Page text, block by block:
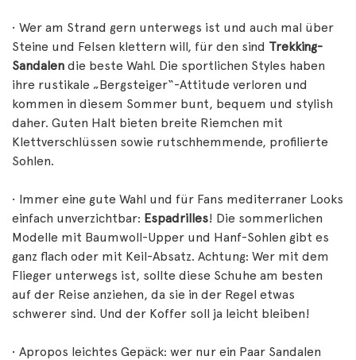
• Wer am Strand gern unterwegs ist und auch mal über
Steine und Felsen klettern will, für den sind Trekking-
Sandalen die beste Wahl. Die sportlichen Styles haben
ihre rustikale „Bergsteiger“-Attitude verloren und
kommen in diesem Sommer bunt, bequem und stylish
daher. Guten Halt bieten breite Riemchen mit
Klettverschlüssen sowie rutschhemmende, profilierte
Sohlen.
• Immer eine gute Wahl und für Fans mediterraner Looks
einfach unverzichtbar: Espadrilles! Die sommerlichen
Modelle mit Baumwoll-Upper und Hanf-Sohlen gibt es
ganz flach oder mit Keil-Absatz. Achtung: Wer mit dem
Flieger unterwegs ist, sollte diese Schuhe am besten
auf der Reise anziehen, da sie in der Regel etwas
schwerer sind. Und der Koffer soll ja leicht bleiben!
• Apropos leichtes Gepäck: wer nur ein Paar Sandalen